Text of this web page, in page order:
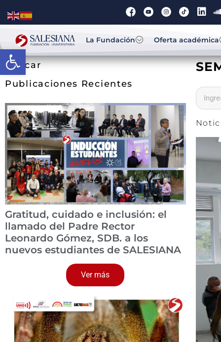
Abrir barra de herramientas
La Fundación Oferta académica
Buscar
Publicaciones Recientes
Gratitud, cuidado e inclusión: el
llamado del Padre Rector
Leonardo Gómez, SDB. a los
nuevos estudiantes de SALESIANA
Ver más